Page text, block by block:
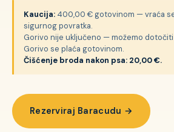
Kaucija: 400,00 € gotovinom — vraća
sigurnog povratka.
Gorivo nije uključeno — možemo
Gorivo se plaća gotovinom.
Čišćenje broda nakon psa: 20,00 €.
Rezerviraj Baracudu →